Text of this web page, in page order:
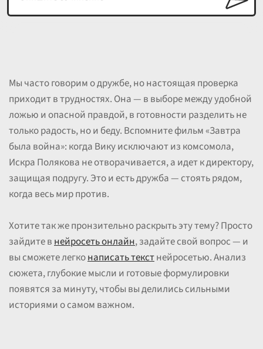
Мы часто говорим о дружбе, но настоящая проверка
приходит в трудностях. Она — в выборе между удобной
ложью и опасной правдой, в готовности разделить не
только радость, но и беду. Вспомните фильм «Завтра
была война»: когда Вику исключают из комсомола,
Искра Полякова не отворачивается, а идет к директору,
защищая подругу. Это и есть дружба — стоять рядом,
когда весь мир против.
Хотите так же пронзительно раскрыть эту тему? Просто
зайдите внейросеть онлайн, задайте свой вопрос — и
вы сможете легконаписать текстнейросетью. Анализ
сюжета, глубокие мысли и готовые формулировки
появятся за минуту, чтобы вы делились сильными
историями о самом важном.